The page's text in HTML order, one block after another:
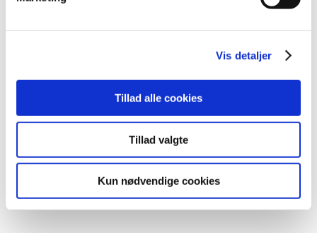
Vis detaljer
Tillad alle cookies
Tillad valgte
Kun nødvendige cookies
(med søgefunktion)
Sikkerhedsmeddelelser om medicinsk udstyr
Høringer på Høringsportalen
Se Lægemiddelstyrelsens høringer på